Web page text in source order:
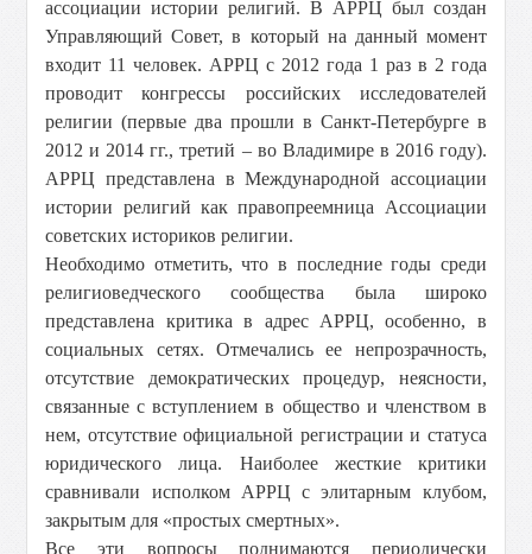
ассоциации истории религий. В АРРЦ был создан
Управляющий Совет, в который на данный момент
входит 11 человек. АРРЦ с 2012 года 1 раз в 2 года
проводит конгрессы российских исследователей
религии (первые два прошли в Санкт-Петербурге в
2012 и 2014 гг., третий – во Владимире в 2016 году).
АРРЦ представлена в Международной ассоциации
истории религий как правопреемница Ассоциации
советских историков религии.
Необходимо отметить, что в последние годы среди
религиоведческого сообщества была широко
представлена критика в адрес АРРЦ, особенно, в
социальных сетях. Отмечались ее непрозрачность,
отсутствие демократических процедур, неясности,
связанные с вступлением в общество и членством в
нем, отсутствие официальной регистрации и статуса
юридического лица. Наиболее жесткие критики
сравнивали исполком АРРЦ с элитарным клубом,
закрытым для «простых смертных».
Все эти вопросы поднимаются периодически